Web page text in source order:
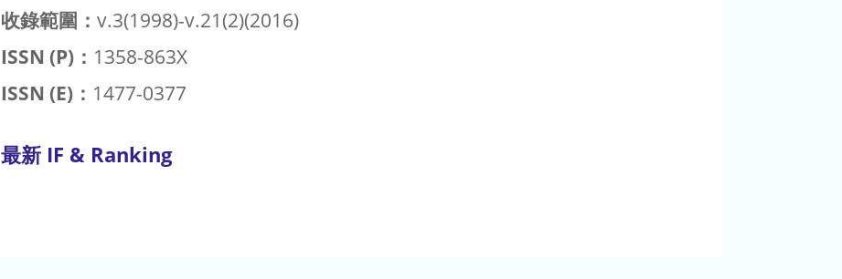
收錄範圍： v.3(1998)-v.21(2)(2016)
ISSN (P)： 1358-863X
ISSN (E)： 1477-0377
最新 IF & Ranking